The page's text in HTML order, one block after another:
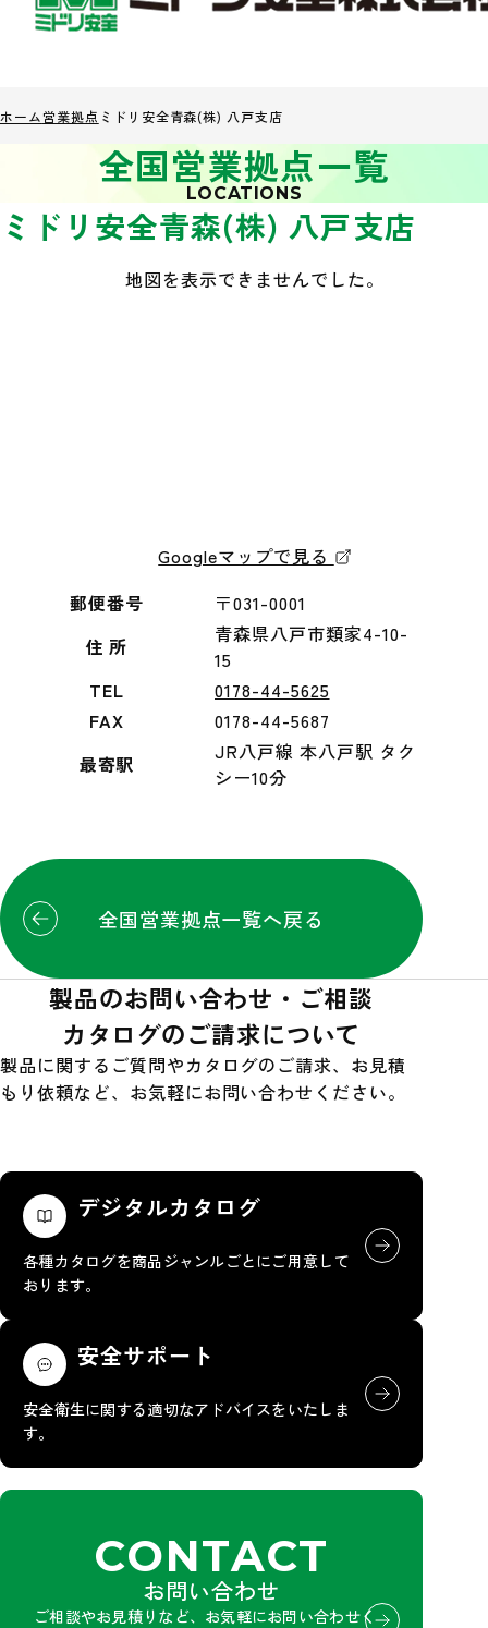
ホーム営業拠点 ミドリ安全青森(株) 八戸支店
全国営業拠点一覧
LOCATIONS
ミドリ安全青森(株) 八戸支店
地図を表示できませんでした。
Googleマップで見る
郵便番号
〒031-0001
住 所
青森県八戸市類家4-10-
15
TEL
0178-44-5625
FAX
0178-44-5687
最寄駅
JR八戸線 本八戸駅 タク
シー10分
全国営業拠点一覧へ戻る
製品のお問い合わせ・ご相談
カタログのご請求について
製品に関するご質問やカタログのご請求、お見積
もり依頼など、お気軽にお問い合わせください。
デジタルカタログ
各種カタログを商品ジャンルごとにご用意して
おります。
安全サポート
安全衛生に関する適切なアドバイスをいたしま
す。
CONTACT
お問い合わせ
ご相談やお見積りなど、お気軽にお問い合わせく